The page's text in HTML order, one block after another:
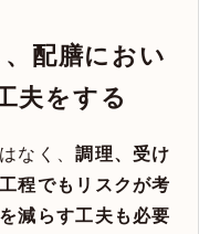
配膳におい
夫をする
なく、調理、受け
程でもリスクが考
減らす工夫も必要